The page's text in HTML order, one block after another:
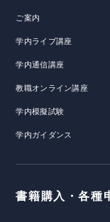
ご案内
学内ライブ講座
学内通信講座
教職オンライン講座
学内模擬試験
学内ガイダンス
書籍購入・各種